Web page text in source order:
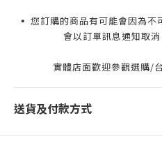
▪️ 您訂購的商品有可能會因為不
會以訂單訊息通知取
實體店面歡迎參觀選購/
送貨及付款方式